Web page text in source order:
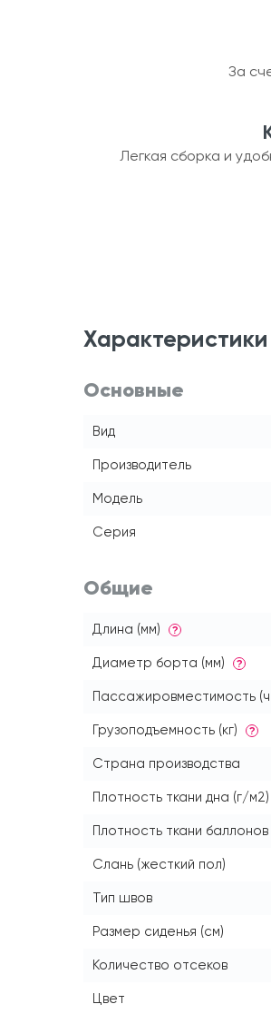
За
Легкая сборка и
Основные
Вид
Производитель
Модель
Серия
Общие
Длина (мм) ?
Диаметр борта (мм) ?
Пассажировместимость
Грузоподъемность (кг) ?
Страна производства
Плотность ткани дна (г/м2)
Плотность ткани
Слань (жесткий пол)
Тип швов
Размер сиденья (см)
Количество отсеков
Цвет